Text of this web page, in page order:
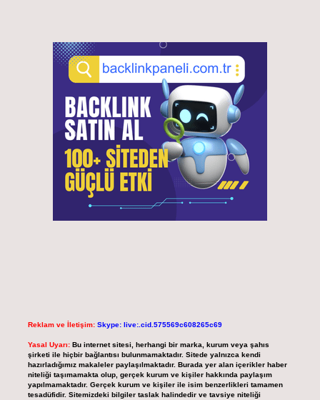
Reklam ve İletişim: Skype: live:.cid.575569c608265c69
Yasal Uyarı: Bu internet sitesi, herhangi bir marka, kurum veya şahıs
şirketi ile hiçbir bağlantısı bulunmamaktadır. Sitede yalnızca kendi
hazırladığımız makaleler paylaşılmaktadır. Burada yer alan içerikler haber
niteliği taşımamakta olup, gerçek kurum ve kişiler hakkında paylaşım
yapılmamaktadır. Gerçek kurum ve kişiler ile isim benzerlikleri tamamen
tesadüfidir. Sitemizdeki bilgiler taslak halindedir ve tavsiye niteliği